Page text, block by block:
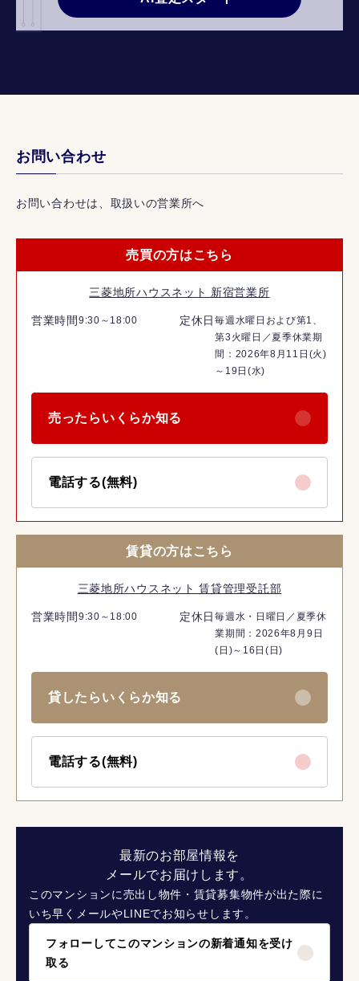
お問い合わせ
お問い合わせは、取扱いの営業所へ
売買の方はこちら
三菱地所ハウスネット 新宿営業所
営業時間 9:30～18:00 定休日毎週水曜日および第1、
第3火曜日／夏季休業期
間：2026年8月11日(火)
～19日(水)
売ったらいくらか知る
電話する(無料)
賃貸の方はこちら
三菱地所ハウスネット 賃貸管理受託部
営業時間 9:30～18:00 定休日毎週水・日曜日／夏季休
業期間：2026年8月9日
(日)～16日(日)
貸したらいくらか知る
電話する(無料)
最新のお部屋情報を
メールでお届けします。
このマンションに売出し物件・賃貸募集物件が出た際に
いち早くメールやLINEでお知らせします。
フォローしてこのマンションの新着通知を受け
取る